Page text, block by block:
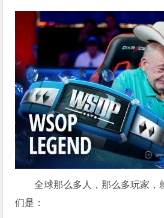
全球那么多人，那么多玩家，
们是：